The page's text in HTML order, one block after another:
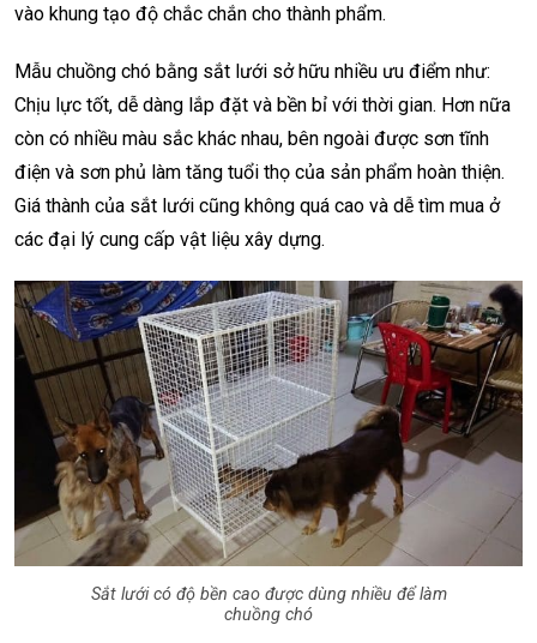
vào khung tạo độ chắc chắn cho thành phẩm.
Mẫu chuồng chó bằng sắt lưới sở hữu nhiều ưu điểm như:
Chịu lực tốt, dễ dàng lắp đặt và bền bỉ với thời gian. Hơn nữa
còn có nhiều màu sắc khác nhau, bên ngoài được sơn tĩnh
điện và sơn phủ làm tăng tuổi thọ của sản phẩm hoàn thiện.
Giá thành của sắt lưới cũng không quá cao và dễ tìm mua ở
các đại lý cung cấp vật liệu xây dựng.
Sắt lưới có độ bền cao được dùng nhiều để làm
chuồng chó